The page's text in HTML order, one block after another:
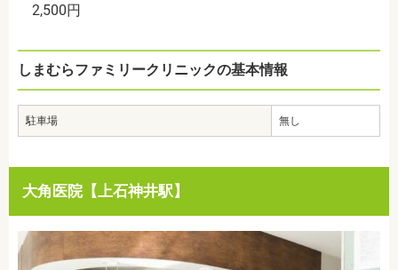
2,500円
しまむらファミリークリニックの基本情報
駐車場 無し
大角医院【上石神井駅】